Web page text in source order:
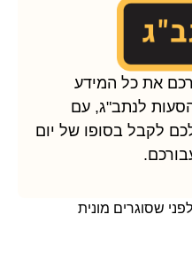
את כל המידע
לנתב"ג, עם
לקבל בסופו של יום
שסוגרים מונית